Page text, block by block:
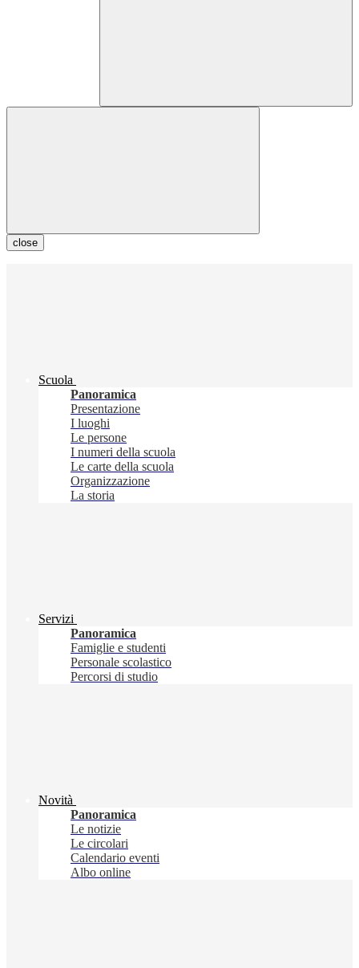
close
Scuola
Panoramica
Presentazione
I luoghi
Le persone
I numeri della scuola
Le carte della scuola
Organizzazione
La storia
Servizi
Panoramica
Famiglie e studenti
Personale scolastico
Percorsi di studio
Novità
Panoramica
Le notizie
Le circolari
Calendario eventi
Albo online